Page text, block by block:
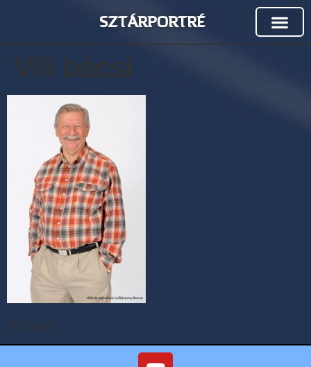
SZTÁRPORTRÉ
Vili bácsi
Vili bácsi